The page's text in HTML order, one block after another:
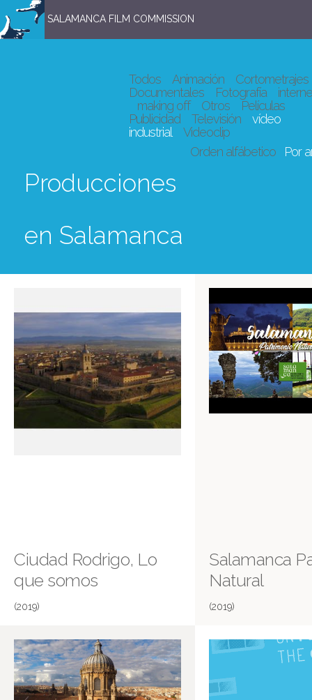
SALAMANCA FILM COMMISSION
Todos Animación
Cortometrajes
Documentales
Fotografía
making off
Otros
Películas
Publicidad
Televisión
vídeo
industrial
Videoclip
Orden alfábetico
Por
Producciones
en Salamanca
Ciudad Rodrigo, Lo
que somos
(2019)
Salamanca
Natural
(2019)